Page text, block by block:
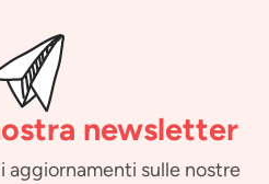
newsletter
aggiornamenti sulle nostre